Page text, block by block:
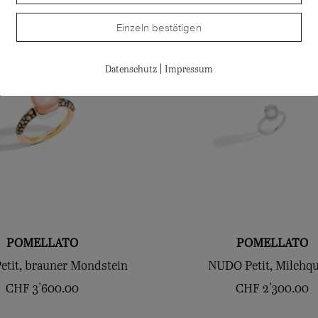
POMELLATO
brauner Mondstein
CHF 3'600.00
POMELLATO
NUDO Petit,
CHF 2'300.00
Einzeln bestätigen
Datenschutz Impressum